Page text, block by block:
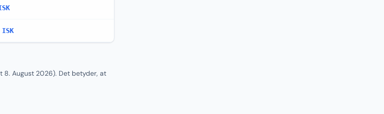
8. August 2026). Det betyder, at